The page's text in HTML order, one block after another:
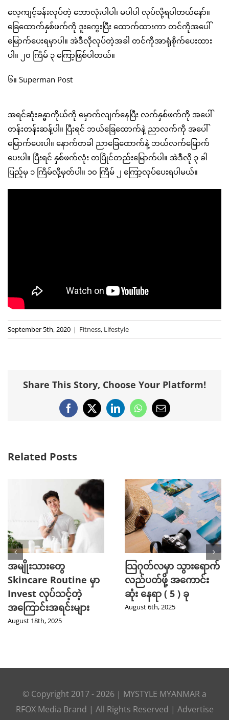
လေ့ကျင့်ခန်းလုပ်တဲ့ ဘောလုံးပါပါ၊ မပါပါ လုပ်လို့ရပါတယ်နော်။
ခြေထောက်နှစ်ဖက်ကို ဒူးကွေးပြီး ထောက်ထားကာ တင်ကိုအပေါ်
မြောက်ပေးရမှာပါ။ အဲဒီလိုလုပ်တဲ့အခါ တင်ကိုအာရုံစိုက်ပေးထား
ပါ။ ၂၀ ကြိမ် ၃ ကြော့ဖြစ်ပါတယ်။
၆။ Superman Post
အရင်ဆုံးခန္ဓာကိုယ်ကို မှောက်လျက်နေပြီး လက်နှစ်ဖက်ကို အပေါ်
တန်းတန်းဆန့်ပါ။ ပြီးရင် ဘယ်ခြေထောက်နဲ့ ညာလက်ကို အပေါ်
မြောက်ပေးပါ။ နောက်တခါ ညာခြေထောက်နဲ့ ဘယ်လက်မြောက်
ပေးပါ။ ပြီးရင် နှစ်ဖက်လုံး တပြိုင်တည်းမြောက်ပါ။ အဲဒီလို ၃ ခါ
ပြည့်မှ ၁ ကြိမ်လို့မှတ်ပါ။ ၁၀ ကြိမ် ၂ ကြော့လုပ်ပေးရပါမယ်။
September 5th, 2020 | Fitness, Lifestyle
Share This Story, Choose Your Platform!
Facebook
X LinkedInWhatsApp
Email
Related Posts
အမျိုးသားတွေ
Skincare Routine မှာ
Invest လုပ်သင့်တဲ့
အကြောင်းအရင်းများ
August 18th, 2025
သြဂုတ်လမှာ သွားရောက်
လည်ပတ်ဖို့ အကောင်း
ဆုံး နေရာ ( 5 ) ခု
August 6th, 2025
© Copyright 2017 - 2026 | MYSTYLE MYANMAR a
RFOX Media Brand | All Rights Reserved | Advertise